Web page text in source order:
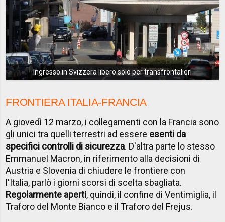
Ingresso in Svizzera libero solo per transfrontalieri
FRONTIERA ITALIA-FRANCIA
A giovedì 12 marzo, i collegamenti con la Francia sono
gli unici tra quelli terrestri ad essere esenti da
specifici controlli di sicurezza. D'altra parte lo stesso
Emmanuel Macron, in riferimento alla decisioni di
Austria e Slovenia di chiudere le frontiere con
l'Italia, parlò i giorni scorsi di scelta sbagliata.
Regolarmente aperti, quindi, il confine di Ventimiglia, il
Traforo del Monte Bianco e il Traforo del Frejus.